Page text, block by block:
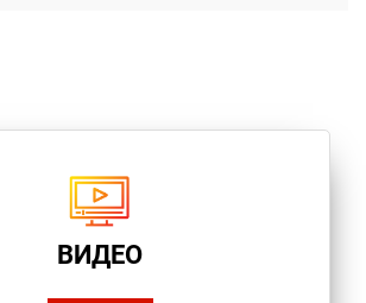
ВИДЕО